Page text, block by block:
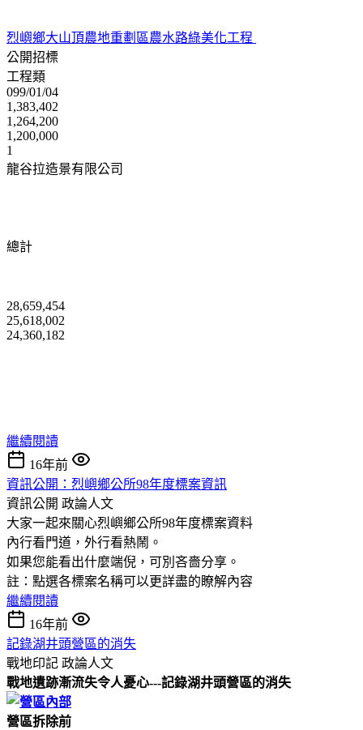
烈嶼鄉大山頂農地重劃區農水路綠美化工程
公開招標
工程類
099/01/04
1,383,402
1,264,200
1,200,000
1
龍谷拉造景有限公司
總計
28,659,454
25,618,002
24,360,182
繼續閱讀
16年前
資訊公開：烈嶼鄉公所98年度標案資訊
資訊公開 政論人文
大家一起來關心烈嶼鄉公所98年度標案資料
內行看門道，外行看熱鬧。
如果您能看出什麼端倪，可別吝嗇分享。
註：點選各標案名稱可以更詳盡的瞭解內容
繼續閱讀
16年前
記錄湖井頭營區的消失
戰地印記 政論人文
戰地遺跡漸流失令人憂心---記錄湖井頭營區的消失
營區拆除前